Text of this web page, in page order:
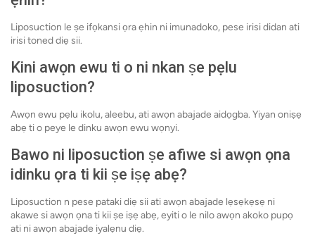
Liposuction le ṣe ifọkansi ọra ẹhin ni imunadoko, pese irisi didan ati
irisi toned diẹ sii.
Kini awọn ewu ti o ni nkan ṣe pẹlu
liposuction?
Awọn ewu pẹlu ikolu, aleebu, ati awọn abajade aidọgba. Yiyan oniṣẹ
abẹ ti o peye le dinku awọn ewu wọnyi.
Bawo ni liposuction ṣe afiwe si awọn ọna
idinku ọra ti kii ṣe iṣẹ abẹ?
Liposuction n pese pataki diẹ sii ati awọn abajade lẹsẹkẹsẹ ni
akawe si awọn ọna ti kii ṣe iṣẹ abẹ, eyiti o le nilo awọn akoko pupọ
ati ni awọn abajade iyalẹnu diẹ.